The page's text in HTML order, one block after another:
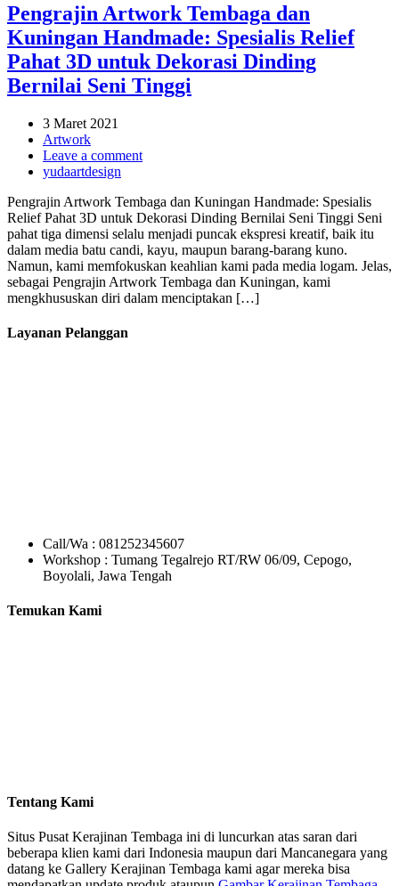
Pengrajin Artwork Tembaga dan
Kuningan Handmade: Spesialis Relief
Pahat 3D untuk Dekorasi Dinding
Bernilai Seni Tinggi
3 Maret 2021
Artwork
Leave a comment
yudaartdesign
Pengrajin Artwork Tembaga dan Kuningan Handmade: Spesialis
Relief Pahat 3D untuk Dekorasi Dinding Bernilai Seni Tinggi Seni
pahat tiga dimensi selalu menjadi puncak ekspresi kreatif, baik itu
dalam media batu candi, kayu, maupun barang-barang kuno.
Namun, kami memfokuskan keahlian kami pada media logam. Jelas,
sebagai Pengrajin Artwork Tembaga dan Kuningan, kami
mengkhususkan diri dalam menciptakan […]
Layanan Pelanggan
Call/Wa : 081252345607
Workshop : Tumang Tegalrejo RT/RW 06/09, Cepogo,
Boyolali, Jawa Tengah
Temukan Kami
Tentang Kami
Situs Pusat Kerajinan Tembaga ini di luncurkan atas saran dari
beberapa klien kami dari Indonesia maupun dari Mancanegara yang
datang ke Gallery Kerajinan Tembaga kami agar mereka bisa